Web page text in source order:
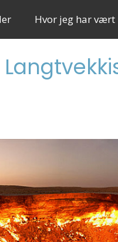
Hvor jeg har vært